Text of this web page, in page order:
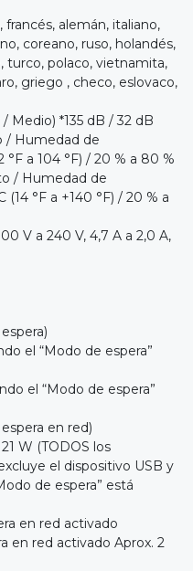
alemán, italiano,
coreano, ruso, holandés,
turco, polaco, vietnamita,
griego , checo, eslovaco,
Medio) *135 dB / 32 dB
/ Humedad de
a 104 °F) / 20 % a 80 %
/ Humedad de
°F a +140 °F) / 20 % a
V a 240 V, 4,7 A a 2,0 A,
el “Modo de espera”
el “Modo de espera”
en red)
W (TODOS los
el dispositivo USB y
de espera” está
en red activado
en red activado Aprox. 2